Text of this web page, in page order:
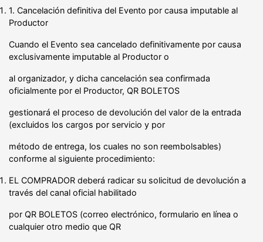
1. Cancelación definitiva del Evento por causa imputable al
Productor
Cuando el Evento sea cancelado definitivamente por causa
exclusivamente imputable al Productor o
al organizador, y dicha cancelación sea confirmada
oficialmente por el Productor, QR BOLETOS
gestionará el proceso de devolución del valor de la entrada
(excluidos los cargos por servicio y por
método de entrega, los cuales no son reembolsables)
conforme al siguiente procedimiento:
EL COMPRADOR deberá radicar su solicitud de devolución a
través del canal oficial habilitado
por QR BOLETOS (correo electrónico, formulario en línea o
cualquier otro medio que QR